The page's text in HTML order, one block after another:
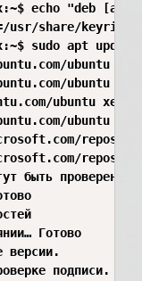
echo "deb
usr/share/
sudo apt update
ubuntu
repos/
быть проверены,
Готово
версии.
подписи.